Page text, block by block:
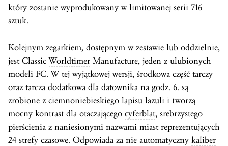
który zostanie wyprodukowany w limitowanej serii 716
sztuk.
Kolejnym zegarkiem, dostępnym w zestawie lub oddzielnie,
jest ClassicWorldtimer Manufacture, jeden z ulubionych
modeli FC. W tej wyjątkowej wersji, środkowa część tarczy
oraz tarcza dodatkowa dla datownika na godz. 6. są
zrobione z ciemnoniebieskiego lapisu lazuli i tworzą
mocny kontrast dla otaczającego cyferblat, srebrzystego
pierścienia z naniesionymi nazwami miast reprezentujących
24 strefy czasowe. Odpowiada za nie automatyczny kaliber